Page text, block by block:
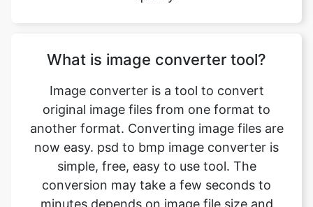
another format. Converting image files are
now easy. psd to bmp image converter is
simple, free, easy to use tool. The
conversion may take a few seconds to
minutes depends on image file size and
CPU performance of your device. Our free
online image converting tool can be used
by anybody and everybody. For using this